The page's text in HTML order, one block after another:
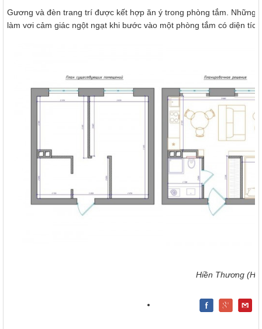
Gương và đèn trang trí được kết hợp ăn ý trong phòng tắm. Những
làm vơi cảm giác ngột ngạt khi bước vào một phòng tắm có diện
Hiền Thương